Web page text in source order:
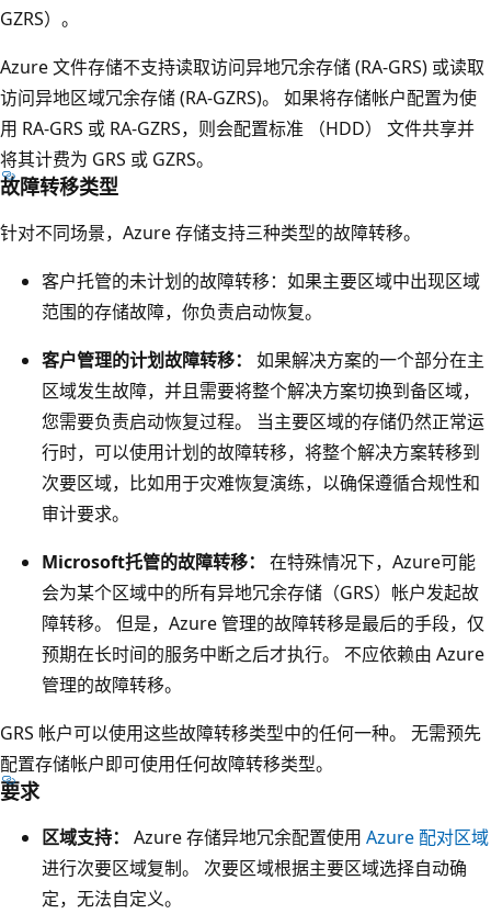
区
。
它
们
各
自
包
一
个
表
示
数
据
中
心
灰
色
框
。
数
中
心
内
的
深
表
示
主
要
区
域
它
包
含
示
Z
R
S
的
深
紫
色
框
。
此
包
含
个
表
示
GZRS）。
Azure 文件存储不支持读取访问异地冗余存储 (RA-GRS) 或读取
访问异地区域冗余存储 (RA-GZRS)。 如果将存储帐户配置为使
用 RA-GRS 或 RA-GZRS，则会配置标准 （HDD） 文件共享并
将其计费为 GRS 或 GZRS。
故障转移类型
针对不同场景，Azure 存储支持三种类型的故障转移。
客户托管的未计划的故障转移：如果主要区域中出现区域
范围的存储故障，你负责启动恢复。
客户管理的计划故障转移：
如果解决方案的一个部分在主
区域发生故障，并且需要将整个解决方案切换到备区域，
您需要负责启动恢复过程。 当主要区域的存储仍然正常运
行时，可以使用计划的故障转移，将整个解决方案转移到
次要区域，比如用于灾难恢复演练，以确保遵循合规性和
审计要求。
Microsoft托管的故障转移：
在特殊情况下，Azure可能
会为某个区域中的所有异地冗余存储（GRS）帐户发起故
障转移。 但是，Azure 管理的故障转移是最后的手段，仅
预期在长时间的服务中断之后才执行。 不应依赖由 Azure
管理的故障转移。
GRS 帐户可以使用这些故障转移类型中的任何一种。 无需预先
配置存储帐户即可使用任何故障转移类型。
要求
区域支持： Azure 存储异地冗余配置使用 Azure 配对区域
进行次要区域复制。 次要区域根据主要区域选择自动确
定，无法自定义。